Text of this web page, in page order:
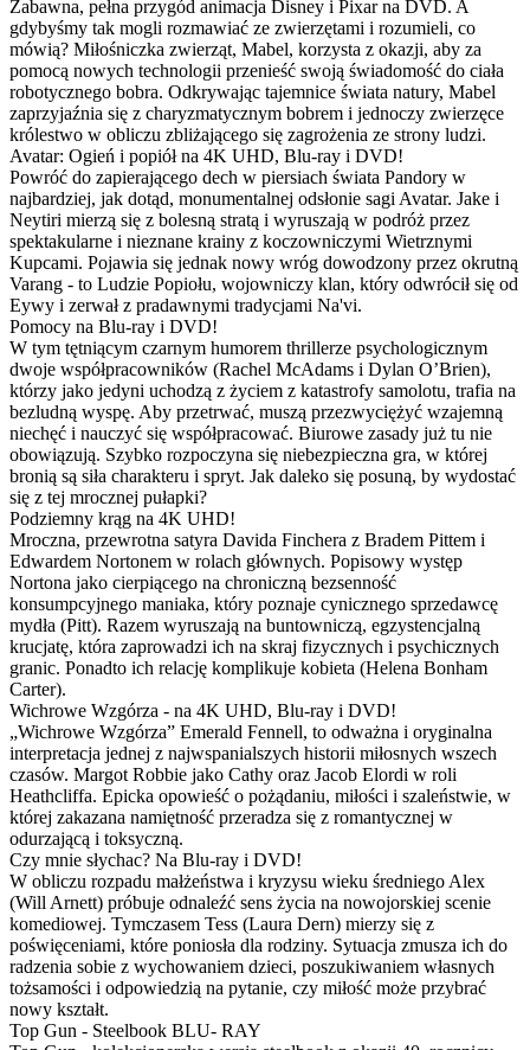
Zabawna, pełna przygód animacja Disney i Pixar na DVD. A
gdybyśmy tak mogli rozmawiać ze zwierzętami i rozumieli, co
mówią? Miłośniczka zwierząt, Mabel, korzysta z okazji, aby za
pomocą nowych technologii przenieść swoją świadomość do ciała
robotycznego bobra. Odkrywając tajemnice świata natury, Mabel
zaprzyjaźnia się z charyzmatycznym bobrem i jednoczy zwierzęce
królestwo w obliczu zbliżającego się zagrożenia ze strony ludzi.
Avatar: Ogień i popiół na 4K UHD, Blu-ray i DVD!
Powróć do zapierającego dech w piersiach świata Pandory w
najbardziej, jak dotąd, monumentalnej odsłonie sagi Avatar. Jake i
Neytiri mierzą się z bolesną stratą i wyruszają w podróż przez
spektakularne i nieznane krainy z koczowniczymi Wietrznymi
Kupcami. Pojawia się jednak nowy wróg dowodzony przez okrutną
Varang - to Ludzie Popiołu, wojowniczy klan, który odwrócił się od
Eywy i zerwał z pradawnymi tradycjami Na'vi.
Pomocy na Blu-ray i DVD!
W tym tętniącym czarnym humorem thrillerze psychologicznym
dwoje współpracowników (Rachel McAdams i Dylan O’Brien),
którzy jako jedyni uchodzą z życiem z katastrofy samolotu, trafia na
bezludną wyspę. Aby przetrwać, muszą przezwyciężyć wzajemną
niechęć i nauczyć się współpracować. Biurowe zasady już tu nie
obowiązują. Szybko rozpoczyna się niebezpieczna gra, w której
bronią są siła charakteru i spryt. Jak daleko się posuną, by wydostać
się z tej mrocznej pułapki?
Podziemny krąg na 4K UHD!
Mroczna, przewrotna satyra Davida Finchera z Bradem Pittem i
Edwardem Nortonem w rolach głównych. Popisowy występ
Nortona jako cierpiącego na chroniczną bezsenność
konsumpcyjnego maniaka, który poznaje cynicznego sprzedawcę
mydła (Pitt). Razem wyruszają na buntowniczą, egzystencjalną
krucjatę, która zaprowadzi ich na skraj fizycznych i psychicznych
granic. Ponadto ich relację komplikuje kobieta (Helena Bonham
Carter).
Wichrowe Wzgórza - na 4K UHD, Blu-ray i DVD!
„Wichrowe Wzgórza” Emerald Fennell, to odważna i oryginalna
interpretacja jednej z najwspanialszych historii miłosnych wszech
czasów. Margot Robbie jako Cathy oraz Jacob Elordi w roli
Heathcliffa. Epicka opowieść o pożądaniu, miłości i szaleństwie, w
której zakazana namiętność przeradza się z romantycznej w
odurzającą i toksyczną.
Czy mnie słychac? Na Blu-ray i DVD!
W obliczu rozpadu małżeństwa i kryzysu wieku średniego Alex
(Will Arnett) próbuje odnaleźć sens życia na nowojorskiej scenie
komediowej. Tymczasem Tess (Laura Dern) mierzy się z
poświęceniami, które poniosła dla rodziny. Sytuacja zmusza ich do
radzenia sobie z wychowaniem dzieci, poszukiwaniem własnych
tożsamości i odpowiedzią na pytanie, czy miłość może przybrać
nowy kształt.
Top Gun - Steelbook BLU- RAY